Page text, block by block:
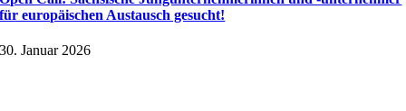
für europäischen Austausch gesucht!
30. Januar 2026